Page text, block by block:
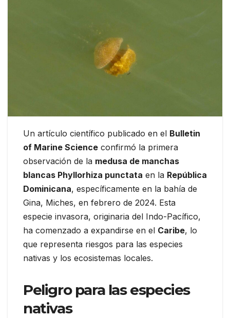
Un artículo científico publicado en el Bulletin
of Marine Science confirmó la primera
observación de la medusa de manchas
blancas Phyllorhiza punctata en la República
Dominicana, específicamente en la bahía de
Gina, Miches, en febrero de 2024. Esta
especie invasora, originaria del Indo-Pacífico,
ha comenzado a expandirse en el Caribe, lo
que representa riesgos para las especies
nativas y los ecosistemas locales.
Peligro para las especies
nativas